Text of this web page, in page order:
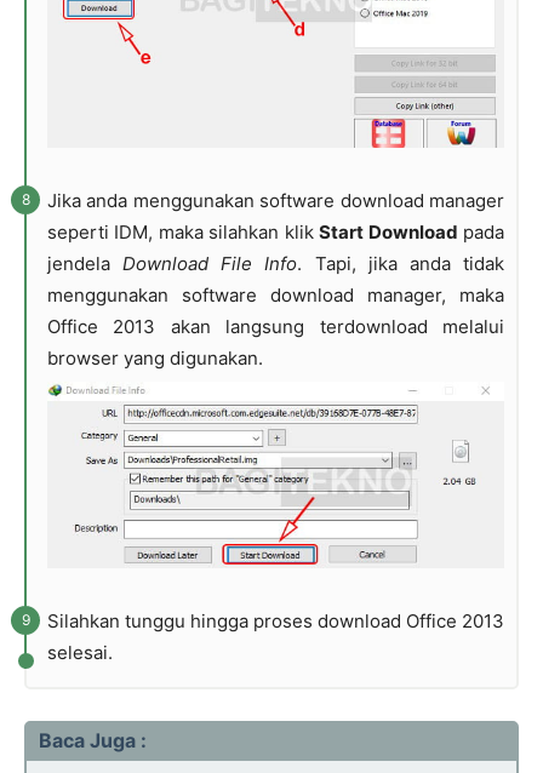
Jika anda menggunakan software download manager
seperti IDM, maka silahkan klikStart Download pada
jendelaDownload File Info. Tapi, jika anda tidak
menggunakan software download manager, maka
Office 2013 akan langsung terdownload melalui
browser yang digunakan.
Silahkan tunggu hingga proses download Office 2013
selesai.
Baca Juga :